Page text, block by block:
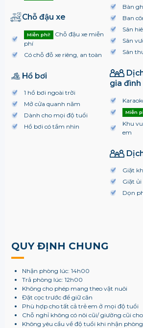
Chỗ đậu xe
Miễn phí!
Chỗ đậu xe miễn
phí
Có chỗ đỗ xe riêng, an toàn
Hồ bơi
1 hồ bơi ngoài trời
Mở cửa quanh năm
Dành cho mọi độ tuổi
Hồ bơi có tầm nhìn
Bàn
Ban
Sân
Sân
Sân
gia đình
Miễn
Khu
em
Giặt
Giặt ủi
Dọn
QUY ĐỊNH CHUNG
Nhận phòng lúc: 14h00
Trả phòng lúc: 12h00
Không cho phép mang theo vật nuôi
Đặt cọc trước để giữ căn
Phù hợp cho tất cả trẻ em ở mọi độ tuổi
Chỗ nghỉ không có nôi cũi/ giường cũi
Không yêu cầu về độ tuổi khi nhận phòng